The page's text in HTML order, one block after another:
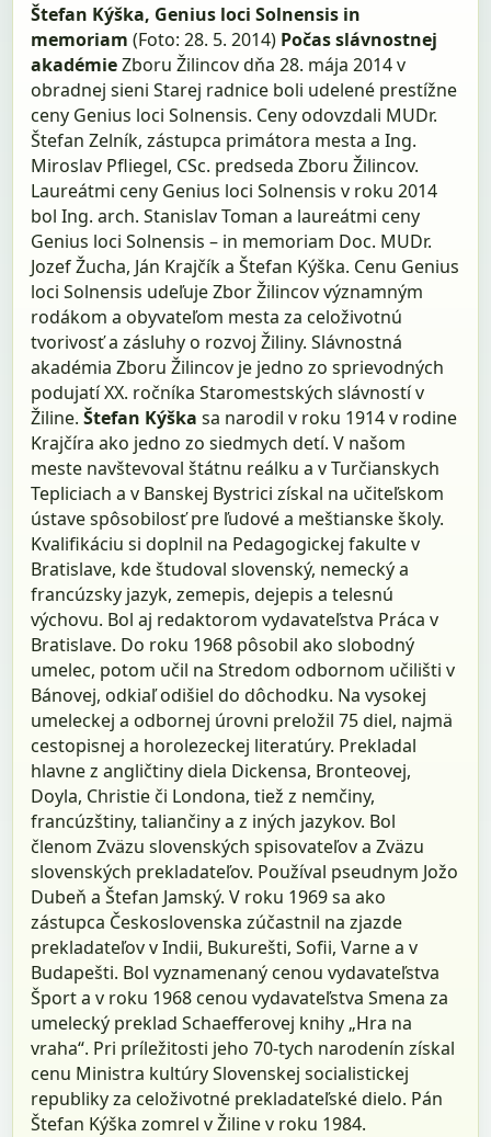
Štefan Kýška, Genius loci Solnensis in
memoriam(Foto: 28. 5. 2014) Počas slávnostnej
akadémieZboru Žilincov dňa 28. mája 2014 v
obradnej sieni Starej radnice boli udelené prestížne
ceny Genius loci Solnensis. Ceny odovzdali MUDr.
Štefan Zelník, zástupca primátora mesta a Ing.
Miroslav Pfliegel, CSc. predseda Zboru Žilincov.
Laureátmi ceny Genius loci Solnensis v roku 2014
bol Ing. arch. Stanislav Toman a laureátmi ceny
Genius loci Solnensis – in memoriam Doc. MUDr.
Jozef Žucha, Ján Krajčík a Štefan Kýška. Cenu Genius
loci Solnensis udeľuje Zbor Žilincov významným
rodákom a obyvateľom mesta za celoživotnú
tvorivosť a zásluhy o rozvoj Žiliny. Slávnostná
akadémia Zboru Žilincov je jedno zo sprievodných
podujatí XX. ročníka Staromestských slávností v
Žiline.Štefan Kýškasa narodil v roku 1914 v rodine
Krajčíra ako jedno zo siedmych detí. V našom
meste navštevoval štátnu reálku a v Turčianskych
Tepliciach a v Banskej Bystrici získal na učiteľskom
ústave spôsobilosť pre ľudové a meštianske školy.
Kvalifikáciu si doplnil na Pedagogickej fakulte v
Bratislave, kde študoval slovenský, nemecký a
francúzsky jazyk, zemepis, dejepis a telesnú
výchovu. Bol aj redaktorom vydavateľstva Práca v
Bratislave. Do roku 1968 pôsobil ako slobodný
umelec, potom učil na Stredom odbornom učilišti v
Bánovej, odkiaľ odišiel do dôchodku. Na vysokej
umeleckej a odbornej úrovni preložil 75 diel, najmä
cestopisnej a horolezeckej literatúry. Prekladal
hlavne z angličtiny diela Dickensa, Bronteovej,
Doyla, Christie či Londona, tiež z nemčiny,
francúzštiny, taliančiny a z iných jazykov. Bol
členom Zväzu slovenských spisovateľov a Zväzu
slovenských prekladateľov. Používal pseudnym Jožo
Dubeň a Štefan Jamský. V roku 1969 sa ako
zástupca Československa zúčastnil na zjazde
prekladateľov v Indii, Bukurešti, Sofii, Varne a v
Budapešti. Bol vyznamenaný cenou vydavateľstva
Šport a v roku 1968 cenou vydavateľstva Smena za
umelecký preklad Schaefferovej knihy „Hra na
vraha“. Pri príležitosti jeho 70-tych narodenín získal
cenu Ministra kultúry Slovenskej socialistickej
republiky za celoživotné prekladateľské dielo. Pán
Štefan Kýška zomrel v Žiline v roku 1984.